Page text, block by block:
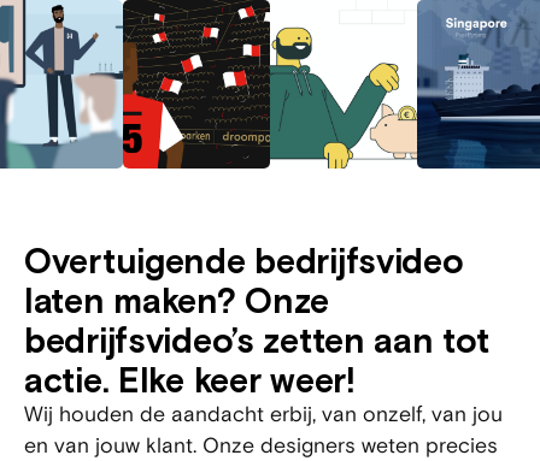
Overtuigende bedrijfsvideo
laten maken? Onze
bedrijfsvideo’s zetten aan tot
actie. Elke keer weer!
Wij houden de aandacht erbij, van onzelf, van jou
en van jouw klant. Onze designers weten precies